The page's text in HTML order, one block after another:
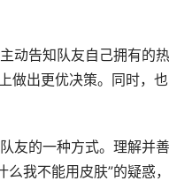
动告知队友自己拥有的
做出更优决策。同时，
友的一种方式。理解并
我不能用皮肤”的疑惑